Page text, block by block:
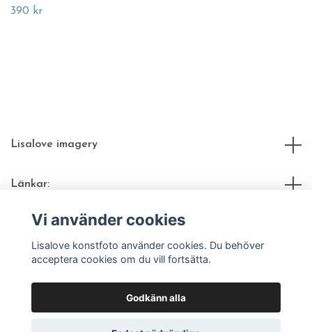
390 kr
Lisalove imagery
Länkar:
Sociala medier
© 2026 Lisalove fotokonst | nätbutik
Vi använder cookies
Lisalove konstfoto använder cookies. Du behöver
acceptera cookies om du vill fortsätta.
Godkänn alla